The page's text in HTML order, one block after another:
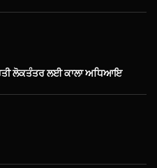
ਲੋਕਤੰਤਰ ਲਈ ਕਾਲਾ ਅਧਿਆਇ